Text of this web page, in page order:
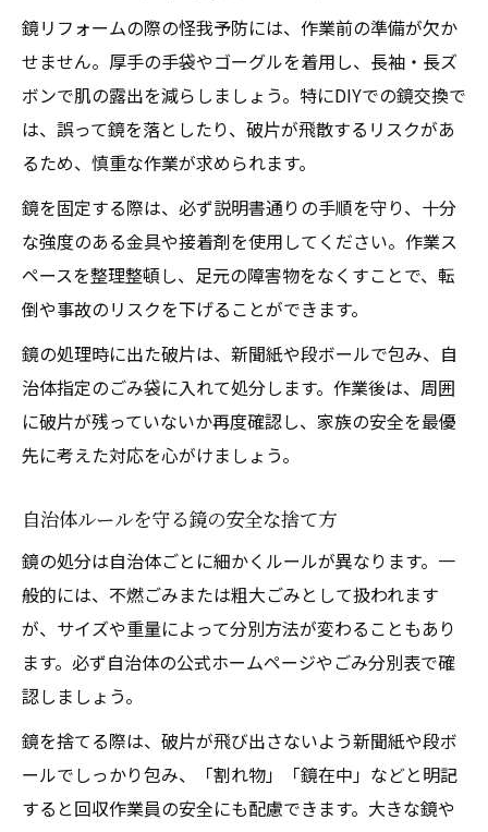
鏡リフォームの際の怪我予防には、作業前の準備が欠か
せません。厚手の手袋やゴーグルを着用し、長袖・長ズ
ボンで肌の露出を減らしましょう。特にDIYでの鏡交換で
は、誤って鏡を落としたり、破片が飛散するリスクがあ
るため、慎重な作業が求められます。
鏡を固定する際は、必ず説明書通りの手順を守り、十分
な強度のある金具や接着剤を使用してください。作業ス
ペースを整理整頓し、足元の障害物をなくすことで、転
倒や事故のリスクを下げることができます。
鏡の処理時に出た破片は、新聞紙や段ボールで包み、自
治体指定のごみ袋に入れて処分します。作業後は、周囲
に破片が残っていないか再度確認し、家族の安全を最優
先に考えた対応を心がけましょう。
自治体ルールを守る鏡の安全な捨て方
鏡の処分は自治体ごとに細かくルールが異なります。一
般的には、不燃ごみまたは粗大ごみとして扱われます
が、サイズや重量によって分別方法が変わることもあり
ます。必ず自治体の公式ホームページやごみ分別表で確
認しましょう。
鏡を捨てる際は、破片が飛び出さないよう新聞紙や段ボ
ールでしっかり包み、「割れ物」「鏡在中」などと明記
すると回収作業員の安全にも配慮できます。大きな鏡や